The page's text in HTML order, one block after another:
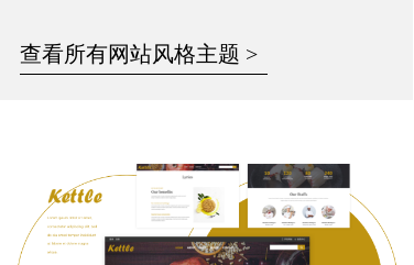
查看所有网站风格主题 >